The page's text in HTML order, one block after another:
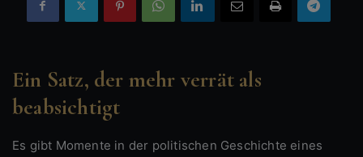
Ein Satz, der mehr verrät als
beabsichtigt
Es gibt Momente in der politischen Geschichte eines